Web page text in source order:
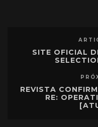
SITE OFICIAL
REVISTA
RE: